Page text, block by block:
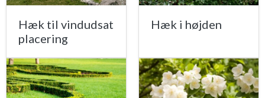
Hæk til vindudsat
placering
Hæk i højden